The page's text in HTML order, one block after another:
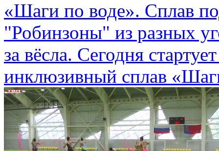
«Шаги по воде». Сплав
"Робинзоны" из разных
за вёсла. Сегодня
инклюзивный сплав